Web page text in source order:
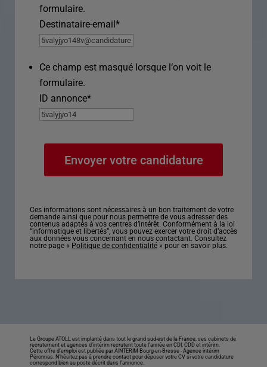
formulaire.
Destinataire-email*
Ce champ est masqué lorsque l‘on voit le
formulaire.
ID annonce*
Ces informations sont nécessaires à un bon traitement de votre
demande ainsi que pour nous permettre de vous adresser des
contenus adaptés à vos centres d’intérêt. Conformément à la loi
“informatique et libertés”, vous pouvez exercer votre droit d’accès
aux données vous concernant en nous contactant. Consultez
notre page « Politique de confidentialité » pour en savoir plus.
Le Groupe ATOLL est implanté dans tout le grand sud-est de la France, ses cabinets de
recrutement et agences d’intérim recrutent toute l’année en CDI, CDD et intérim.
Cette offre d’emploi est publiée par AINTERIM Bourg-en-Bresse -Agence intérim
Péronnas. N’hésitez pas à prendre contact pour déposer votre CV si votre candidature
correspond bien au poste décrit dans l'annonce.